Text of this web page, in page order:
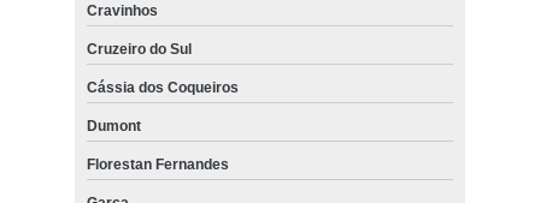
Cravinhos
Cruzeiro do Sul
Cássia dos Coqueiros
Dumont
Florestan Fernandes